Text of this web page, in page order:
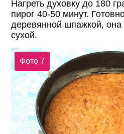
Нагреть духовку до 180
пирог 40-50 минут.
деревянной шпажкой,
сухой.
Фото 7